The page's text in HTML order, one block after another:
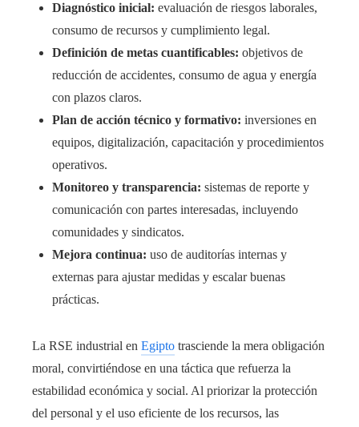
Diagnóstico inicial: evaluación de riesgos laborales,
consumo de recursos y cumplimiento legal.
Definición de metas cuantificables: objetivos de
reducción de accidentes, consumo de agua y energía
con plazos claros.
Plan de acción técnico y formativo: inversiones en
equipos, digitalización, capacitación y procedimientos
operativos.
Monitoreo y transparencia: sistemas de reporte y
comunicación con partes interesadas, incluyendo
comunidades y sindicatos.
Mejora continua: uso de auditorías internas y
externas para ajustar medidas y escalar buenas
prácticas.
La RSE industrial en Egipto trasciende la mera obligación
moral, convirtiéndose en una táctica que refuerza la
estabilidad económica y social. Al priorizar la protección
del personal y el uso eficiente de los recursos, las